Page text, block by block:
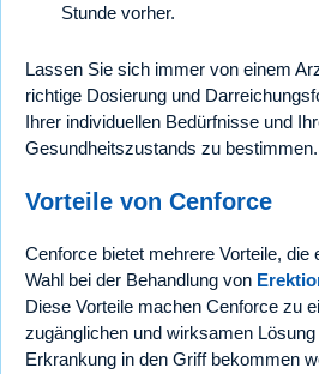
Stunde vorher.
Lassen Sie sich immer von einem
richtige Dosierung und
Ihrer individuellen Bedürfnisse und
Gesundheitszustands zu bestimmen.
Vorteile von Cenforce
Cenforce bietet mehrere Vorteile, die
Wahl bei der Behandlung von
Diese Vorteile machen Cenforce zu
zugänglichen und wirksamen
Erkrankung in den Griff bekommen